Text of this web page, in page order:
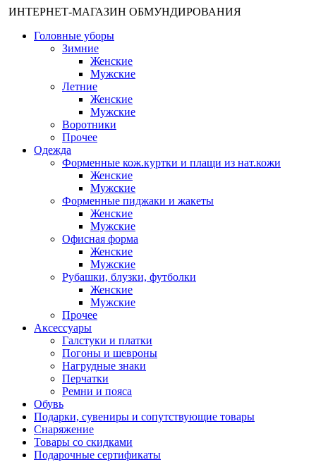
ИНТЕРНЕТ-МАГАЗИН ОБМУНДИРОВАНИЯ
Головные уборы
Зимние
Женские
Мужские
Летние
Женские
Мужские
Воротники
Прочее
Одежда
Форменные кож.куртки и плащи из нат.кожи
Женские
Мужские
Форменные пиджаки и жакеты
Женские
Мужские
Офисная форма
Женские
Мужские
Рубашки, блузки, футболки
Женские
Мужские
Прочее
Аксессуары
Галстуки и платки
Погоны и шевроны
Нагрудные знаки
Перчатки
Ремни и пояса
Обувь
Подарки, сувениры и сопутствующие товары
Снаряжение
Товары со скидками
Подарочные сертификаты